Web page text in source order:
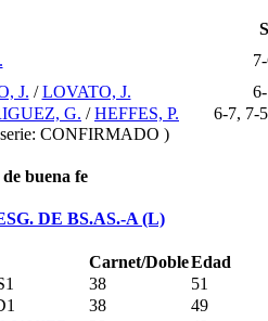
J. /LOVATO, J.
G. /HEFFES, P.
6-7, 7-
CONFIRMADO )
buena fe
DE BS.AS.-A (L)
Carnet/DobleEdad
38
51
38
49